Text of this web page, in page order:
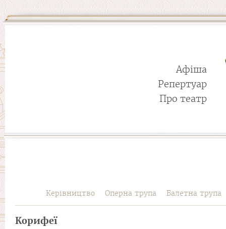
Афіша
Репертуар
Про театр
Керівництво Оперна трупа Балетна трупа
Корифеї